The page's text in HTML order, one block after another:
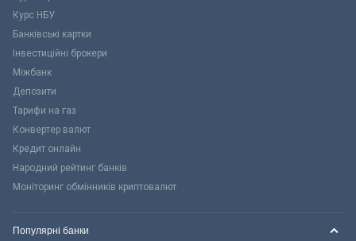
Курс НБУ
Банківські картки
Інвестиційні брокери
Міжбанк
Депозити
Тарифи на газ
Конвертер валют
Кредит онлайн
Народний рейтинг банків
Моніторинг обмінників криптовалют
Популярні банки